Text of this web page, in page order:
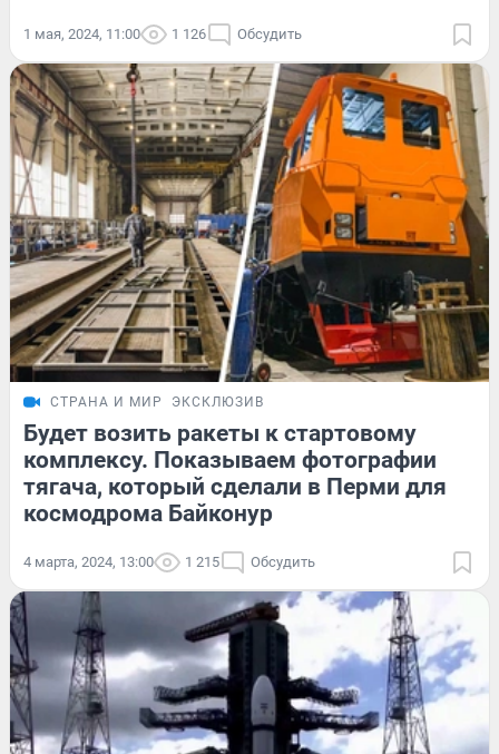
1 мая, 2024, 11:00 1 126 Обсудить
СТРАНА И МИР ЭКСКЛЮЗИВ
Будет возить ракеты к стартовому
комплексу. Показываем фотографии
тягача, который сделали в Перми для
космодрома Байконур
4 марта, 2024, 13:00 1 215 Обсудить